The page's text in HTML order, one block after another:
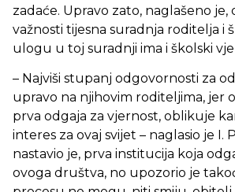
zadaće. Upravo zato, naglašeno
važnosti tijesna suradnja roditelja i
ulogu u toj suradnji ima i školski
– Najviši stupanj odgovornosti za
upravo na njihovim roditeljima, jer
prva odgaja za vjernost, oblikuje
interes za ovaj svijet – naglasio je I.
nastavio je, prva institucija koja
ovoga društva, no upozorio je